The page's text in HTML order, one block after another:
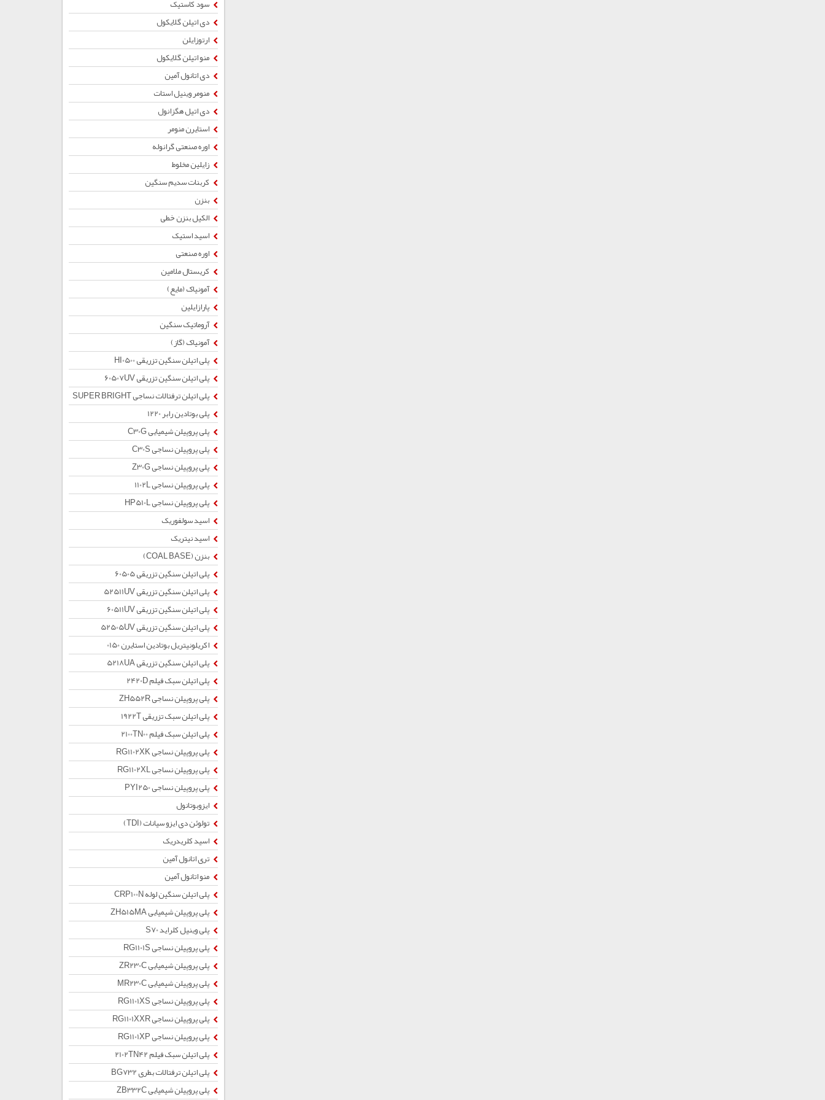
سود کاستیک
دی اتیلن گلایکول
ارتوزایلن
منو اتیلن گلایکول
دی اتانول آمین
منومر وینیل استات
دی اتیل هگزانول
استایرن منومر
اوره صنعتی گرانوله
زایلین مخلوط
کربنات سدیم سنگین
بنزن
الکیل بنزن خطی
اسید استیک
اوره صنعتی
کریستال ملامین
آمونیاک (مایع)
پارازایلین
آروماتیک سنگین
آمونیاک (گاز)
پلی اتیلن سنگین تزریقی HI0500
پلی اتیلن سنگین تزریقی 60507UV
پلی اتیلن ترفتالات نساجی SUPER BRIGHT
پلی بوتادین رابر 1220
پلی پروپیلن شیمیایی C30G
پلی پروپیلن نساجی C30S
پلی پروپیلن نساجی Z30G
پلی پروپیلن نساجی 1102L
پلی پروپیلن نساجی HP510L
اسید سولفوریک
اسید نیتریک
بنزن (COAL BASE)
پلی اتیلن سنگین تزریقی 60505
پلی اتیلن سنگین تزریقی 52511UV
پلی اتیلن سنگین تزریقی 60511UV
پلی اتیلن سنگین تزریقی 52505UV
اکریلونیتریل بوتادین استایرن 0150
پلی اتیلن سنگین تزریقی 5218UA
پلی اتیلن سبک فیلم 2420D
پلی پروپیلن نساجی ZH552R
پلی اتیلن سبک تزریقی 1922T
پلی اتیلن سبک فیلم 2100TN00
پلی پروپیلن نساجی RG1102XK
پلی پروپیلن نساجی RG1102XL
پلی پروپیلن نساجی PYI250
ایزوبوتانول
تولوئن دی ایزو سیانات (TDI)
اسید کلریدریک
تری اتانول آمین
منو اتانول آمین
پلی اتیلن سنگین لوله CRP100N
پلی پروپیلن شیمیایی ZH515MA
پلی وینیل کلراید S70
پلی پروپیلن نساجی RG1101S
پلی پروپیلن شیمیایی ZR230C
پلی پروپیلن شیمیایی MR230C
پلی پروپیلن نساجی RG1101XS
پلی پروپیلن نساجی RG1101XXR
پلی پروپیلن نساجی RG1101XP
پلی اتیلن سبک فیلم 2102TN42
پلی اتیلن ترفتالات بطری BG732
پلی پروپیلن شیمیایی ZB332C